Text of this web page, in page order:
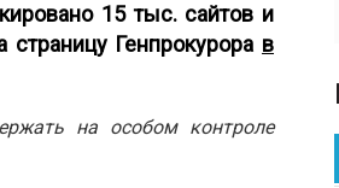
15 тыс. сайтов и
Генпрокурора в
на особом контроле